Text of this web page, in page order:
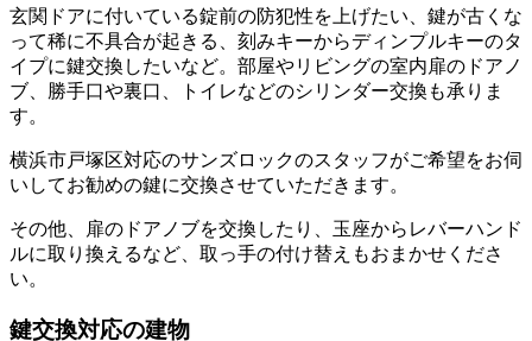
玄関ドアに付いている錠前の防犯性を上げたい、鍵が古くな
って稀に不具合が起きる、刻みキーからディンプルキーのタ
イプに鍵交換したいなど。部屋やリビングの室内扉のドアノ
ブ、勝手口や裏口、トイレなどのシリンダー交換も承りま
す。
横浜市戸塚区対応のサンズロックのスタッフがご希望をお伺
いしてお勧めの鍵に交換させていただきます。
その他、扉のドアノブを交換したり、玉座からレバーハンド
ルに取り換えるなど、取っ手の付け替えもおまかせくださ
い。
鍵交換対応の建物